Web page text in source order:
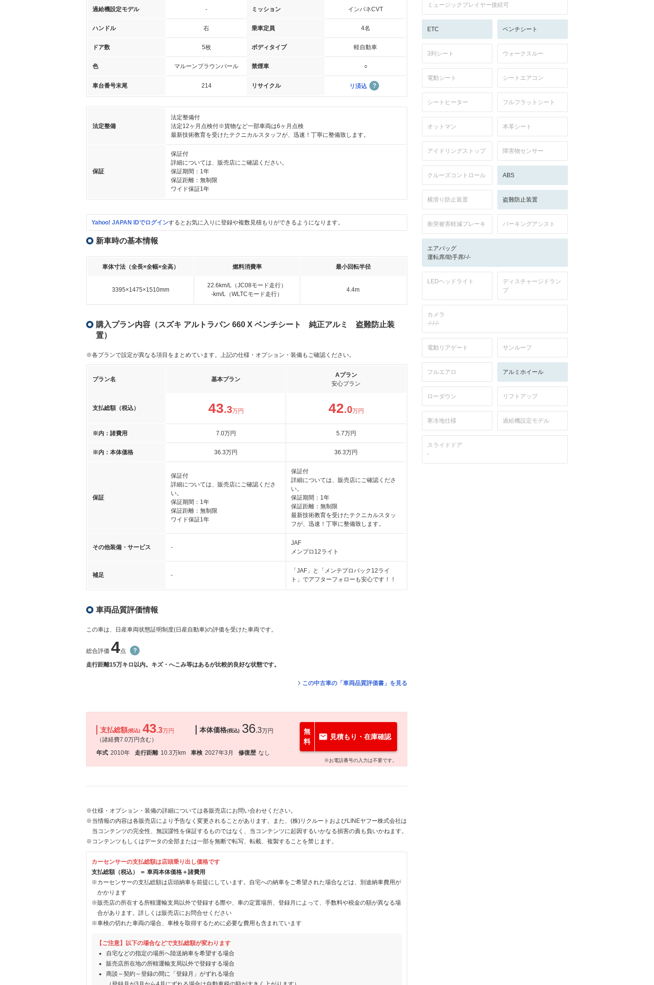
過給機設定モデル - ミッション インパネCVT
ハンドル 右 乗車定員 4名
ドア数 5枚 ボディタイプ 軽自動車
色 マルーンブラウンパール 禁煙車 ○
車台番号末尾 214 リサイクル リ済込
法定整備
法定整備付
法定12ヶ月点検付※貨物など一部車両は6ヶ月点検
最新技術教育を受けたテクニカルスタッフが、迅速！丁寧に整備致します。
保証
保証付
詳細については、販売店にご確認ください。
保証期間：1年
保証距離：無制限
ワイド保証1年
Yahoo! JAPAN IDでログインするとお気に入りに登録や複数見積もりができるようになります。
新車時の基本情報
車体寸法（全長×全幅×全高） 燃料消費率 最小回転半径
3395×1475×1510mm
22.6km/L（JC08モード走行）
-km/L（WLTCモード走行）
4.4m
購入プラン内容（スズキ アルトラパン 660 X ベンチシート 純正アルミ 盗難防止装
置）
※各プランで設定が異なる項目をまとめています。上記の仕様・オプション・装備もご確認ください。
プラン名 基本プラン
Aプラン
安心プラン
支払総額（税込） 43.3万円 42.0万円
※内：諸費用 7.0万円 5.7万円
※内：本体価格 36.3万円 36.3万円
保証
保証付
詳細については、販売店にご確認くださ
い。
保証期間：1年
保証距離：無制限
ワイド保証1年
保証付
詳細については、販売店にご確認くださ
い。
保証期間：1年
保証距離：無制限
最新技術教育を受けたテクニカルスタッ
フが、迅速！丁寧に整備致します。
その他装備・サービス -
JAF
メンプロ12ライト
補足 -
「JAF」と「メンテプロパック12ライ
ト」でアフターフォローも安心です！！
車両品質評価情報
この車は、日産車両状態証明制度(日産自動車)の評価を受けた車両です。
総合評価 4点
走行距離15万キロ以内。キズ・へこみ等はあるが比較的良好な状態です。
この中古車の「車両品質評価書」を見る
支払総額(税込) 43.3万円
（諸経費7.0万円含む）
本体価格(税込) 36.3万円
年式 2010年 走行距離 10.3万km 車検 2027年3月 修復歴 なし
無
料
見積もり・在庫確認
※お電話番号の入力は不要です。
※仕様・オプション・装備の詳細については各販売店にお問い合わせください。
※当情報の内容は各販売店により予告なく変更されることがあります。また、(株)リクルートおよびLINEヤフー株式会社は
当コンテンツの完全性、無誤謬性を保証するものではなく、当コンテンツに起因するいかなる損害の責も負いかねます。
※コンテンツもしくはデータの全部または一部を無断で転写、転載、複製することを禁じます。
カーセンサーの支払総額は店頭乗り出し価格です
支払総額（税込） ＝ 車両本体価格＋諸費用
※カーセンサーの支払総額は店頭納車を前提にしています。自宅への納車をご希望された場合などは、別途納車費用が
かかります
※販売店の所在する所轄運輸支局以外で登録する際や、車の定置場所、登録月によって、手数料や税金の額が異なる場
合があります。詳しくは販売店にお問合せください
※車検の切れた車両の場合、車検を取得するために必要な費用も含まれています
【ご注意】以下の場合などで支払総額が変わります
自宅などの指定の場所へ陸送納車を希望する場合
販売店所在地の所轄運輸支局以外で登録する場合
商談～契約～登録の間に「登録月」がずれる場合
ミュージックプレイヤー接続可
ETC ベンチシート
3列シート ウォークスルー
電動シート シートエアコン
シートヒーター フルフラットシート
オットマン 本革シート
アイドリングストップ 障害物センサー
クルーズコントロール ABS
横滑り防止装置 盗難防止装置
衝突被害軽減ブレーキ パーキングアシスト
エアバッグ
運転席/助手席/-/-
LEDヘッドライト
ディスチャージドラン
プ
カメラ
-/-/-/-
電動リアゲート サンルーフ
フルエアロ アルミホイール
ローダウン リフトアップ
寒冷地仕様 過給機設定モデル
スライドドア
-